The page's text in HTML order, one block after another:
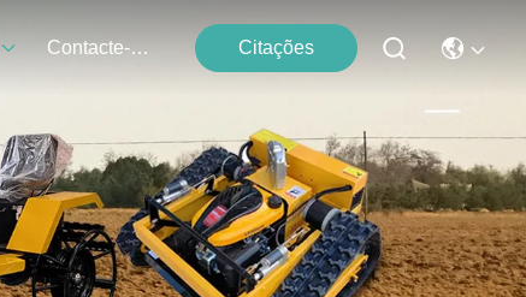
Contacte-Nos Citações